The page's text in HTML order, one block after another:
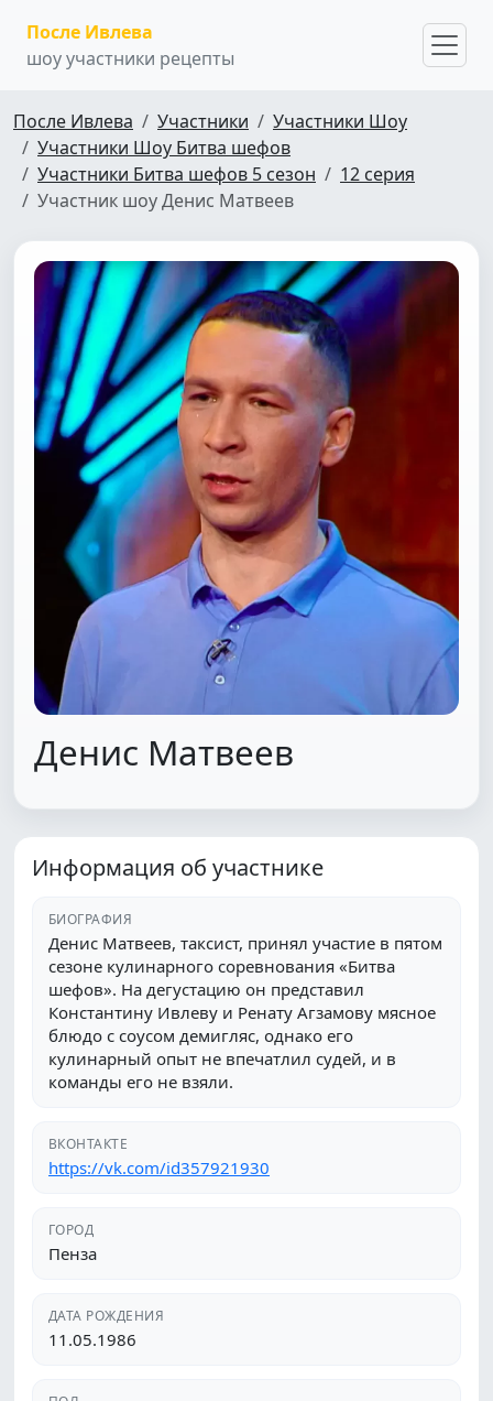
После Ивлева
шоу участники рецепты
После Ивлева Участники
Участники Шоу
Участники Шоу Битва шефов
Участники Битва шефов 5 сезон
12 серия
Участник шоу Денис Матвеев
Денис Матвеев
Информация об участнике
БИОГРАФИЯ
Денис Матвеев, таксист, принял участие в пятом
сезоне кулинарного соревнования «Битва
шефов». На дегустацию он представил
Константину Ивлеву и Ренату Агзамову мясное
блюдо с соусом демигляс, однако его
кулинарный опыт не впечатлил судей, и в
команды его не взяли.
ВКОНТАКТЕ
https://vk.com/id357921930
ГОРОД
Пенза
ДАТА РОЖДЕНИЯ
11.05.1986